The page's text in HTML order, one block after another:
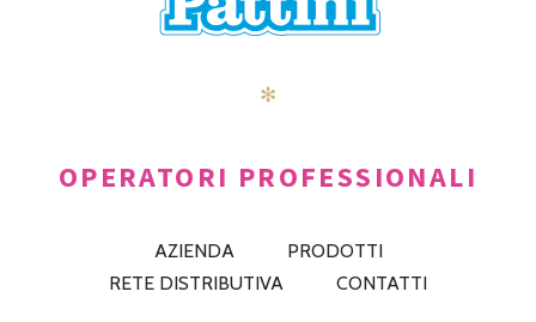
✻
OPERATORI PROFESSIONALI
AZIENDA
PRODOTTI
RETE DISTRIBUTIVA
CONTATTI